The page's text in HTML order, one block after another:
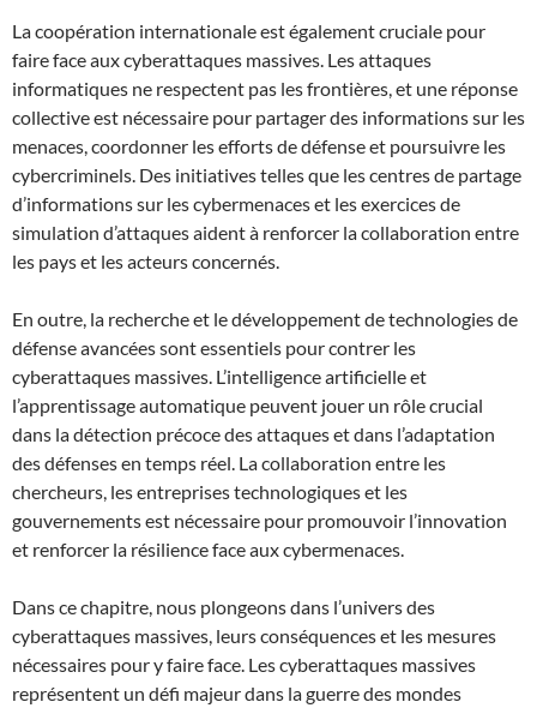
La coopération internationale est également cruciale pour
faire face aux cyberattaques massives. Les attaques
informatiques ne respectent pas les frontières, et une réponse
collective est nécessaire pour partager des informations sur les
menaces, coordonner les efforts de défense et poursuivre les
cybercriminels. Des initiatives telles que les centres de partage
d’informations sur les cybermenaces et les exercices de
simulation d’attaques aident à renforcer la collaboration entre
les pays et les acteurs concernés.
En outre, la recherche et le développement de technologies de
défense avancées sont essentiels pour contrer les
cyberattaques massives. L’intelligence artificielle et
l’apprentissage automatique peuvent jouer un rôle crucial
dans la détection précoce des attaques et dans l’adaptation
des défenses en temps réel. La collaboration entre les
chercheurs, les entreprises technologiques et les
gouvernements est nécessaire pour promouvoir l’innovation
et renforcer la résilience face aux cybermenaces.
Dans ce chapitre, nous plongeons dans l’univers des
cyberattaques massives, leurs conséquences et les mesures
nécessaires pour y faire face. Les cyberattaques massives
représentent un défi majeur dans la guerre des mondes